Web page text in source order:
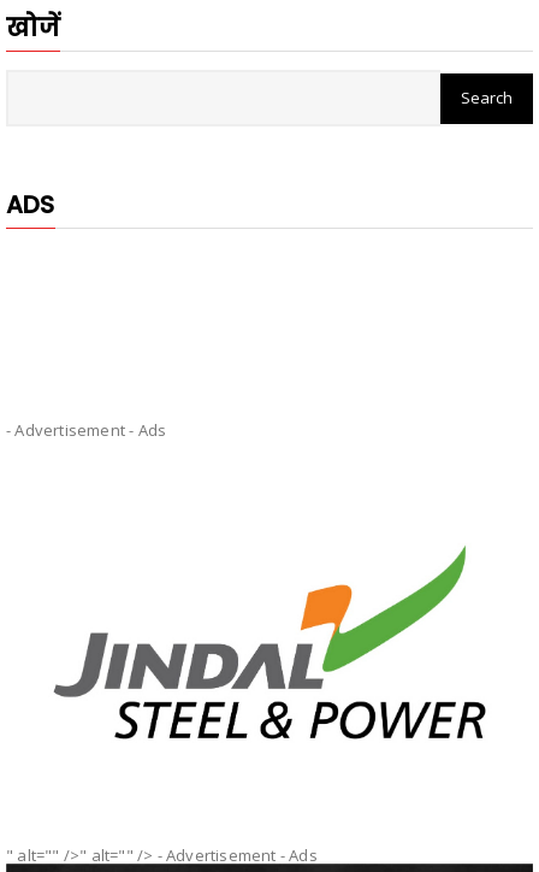
खोजें
ADS
- Advertisement - Ads
" alt="" />" alt="" /> - Advertisement -Ads